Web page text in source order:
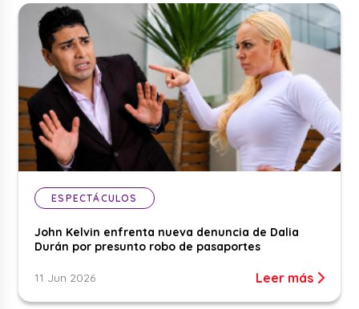
ESPECTÁCULOS
John Kelvin enfrenta nueva denuncia de Dalia
Durán por presunto robo de pasaportes
11 Jun 2026 Leer más